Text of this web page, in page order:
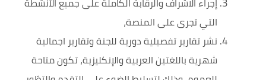
التي تجرى على المنصة،
نشر تقارير تفصيلية دورية للجنة وتقارير اجمالية
شهرية باللغتين العربية والإنكليزية، تكون متاحة